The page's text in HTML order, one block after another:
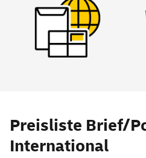
Preisliste Brief/
International